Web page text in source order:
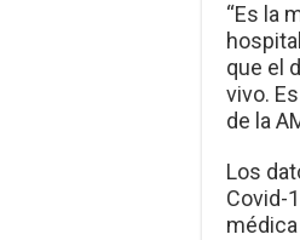
“Es la
que el
vivo.
de la
Los
Covid-